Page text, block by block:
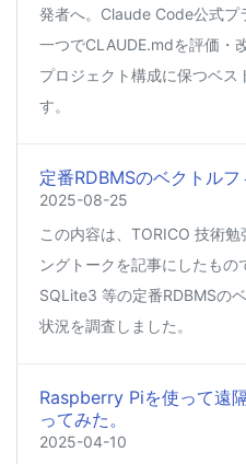
発者へ。Claude Code公式プ
一つでCLAUDE.mdを評価・
プロジェクト構成に保つベス
す。
定番RDBMSのベクトル
2025-08-25
この内容は、TORICO 技術
ングトークを記事にしたもの
SQLite3 等の定番RDBMSの
状況を調査しました。
Raspberry Piを使って遠
ってみた。
2025-04-10